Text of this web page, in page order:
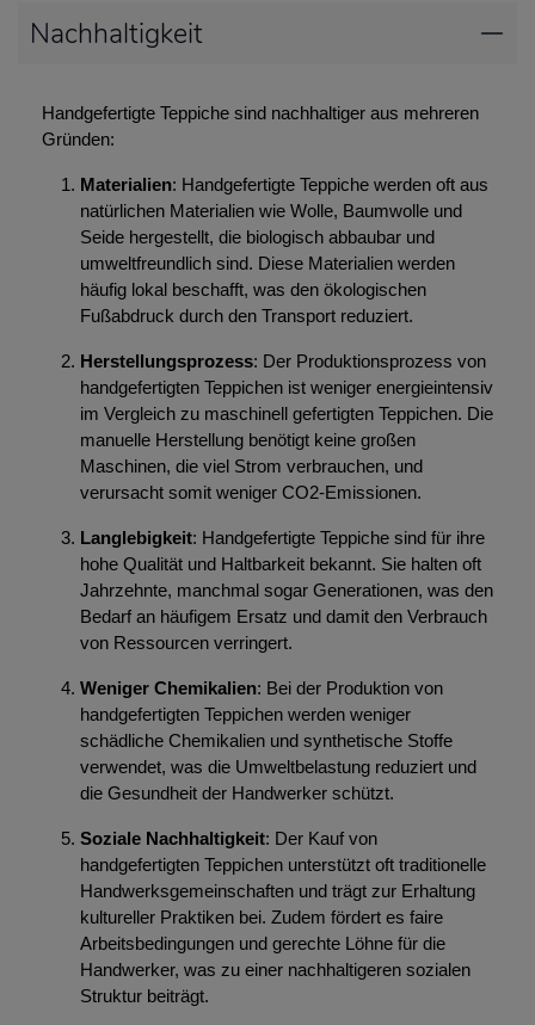
Nachhaltigkeit
Handgefertigte Teppiche sind nachhaltiger aus mehreren
Gründen:
Materialien: Handgefertigte Teppiche werden oft aus
natürlichen Materialien wie Wolle, Baumwolle und
Seide hergestellt, die biologisch abbaubar und
umweltfreundlich sind. Diese Materialien werden
häufig lokal beschafft, was den ökologischen
Fußabdruck durch den Transport reduziert.
Herstellungsprozess: Der Produktionsprozess von
handgefertigten Teppichen ist weniger energieintensiv
im Vergleich zu maschinell gefertigten Teppichen. Die
manuelle Herstellung benötigt keine großen
Maschinen, die viel Strom verbrauchen, und
verursacht somit weniger CO2-Emissionen.
Langlebigkeit: Handgefertigte Teppiche sind für ihre
hohe Qualität und Haltbarkeit bekannt. Sie halten oft
Jahrzehnte, manchmal sogar Generationen, was den
Bedarf an häufigem Ersatz und damit den Verbrauch
von Ressourcen verringert.
Weniger Chemikalien: Bei der Produktion von
handgefertigten Teppichen werden weniger
schädliche Chemikalien und synthetische Stoffe
verwendet, was die Umweltbelastung reduziert und
die Gesundheit der Handwerker schützt.
Soziale Nachhaltigkeit: Der Kauf von
handgefertigten Teppichen unterstützt oft traditionelle
Handwerksgemeinschaften und trägt zur Erhaltung
kultureller Praktiken bei. Zudem fördert es faire
Arbeitsbedingungen und gerechte Löhne für die
Handwerker, was zu einer nachhaltigeren sozialen
Struktur beiträgt.